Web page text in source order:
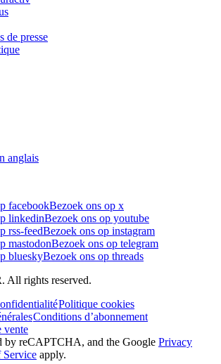
de presse
anglais
facebookBezoek ons op x
linkedinBezoek ons op youtube
rss-feedBezoek ons op instagram
mastodonBezoek ons op telegram
blueskyBezoek ons op threads
All rights reserved.
Politique cookies
Conditions d’abonnement
vente
by reCAPTCHA, and the Google Privacy
Service apply.